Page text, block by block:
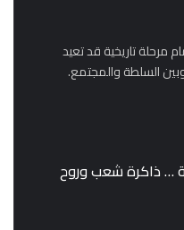
مرحلة تاريخية قد تعيد
السلطة والمجتمع.
… ذاكرة شعب وروح